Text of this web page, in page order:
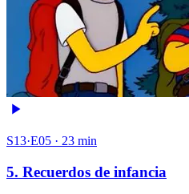
S13·E05 · 23 min
5. Recuerdos de infancia